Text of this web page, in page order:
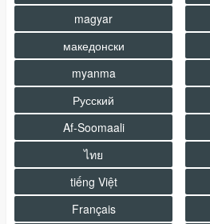
magyar
македонски
myanma
Русский
Af-Soomaali
ไทย
tiếng Việt
Français